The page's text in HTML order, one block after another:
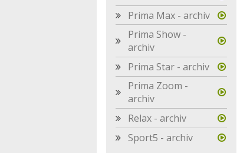
Prima Max - archiv
Prima Show -
archiv
Prima Star - archiv
Prima Zoom -
archiv
Relax - archiv
Sport5 - archiv